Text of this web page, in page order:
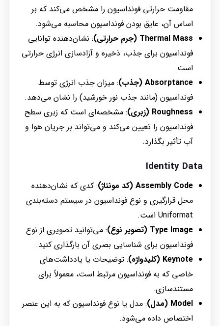
مقاومت حرارتی فونداسیون را مشخص می‌کند که بر
اساس آن، عایق بودن فونداسیون محاسبه می‌شود.
Thermal Mass (جرم حرارتی)
: نشان‌دهنده توانایی
فونداسیون برای جذب، ذخیره و آزادسازی انرژی حرارتی
است.
Absorptance (جذب)
: میزان جذب انرژی توسط
فونداسیون (مانند جذب نور خورشید) را نشان می‌دهد.
Roughness (زبری)
: مشخصه‌ای است که زبری سطح
فونداسیون را تعیین می‌کند و می‌تواند بر جریان هوا و
آب تأثیر بگذارد.
Identity Data
Assembly Code (کد مونتاژ)
: کدی که نشان‌دهنده
محل قرارگیری و نوع فونداسیون در سیستم دسته‌بندی
Uniformat است.
Type Image (تصویر نوع)
: می‌توانید تصویری از نوع
فونداسیون برای شناسایی بصری آن بارگذاری کنید.
Keynote (کلیدواژه)
: توضیحات یا یادداشت‌های
خاصی که به فونداسیون مرتبط است، معمولاً برای
مستندسازی.
Model (مدل)
: مدل یا نوع فونداسیون که به این عنصر
اختصاص داده می‌شود.